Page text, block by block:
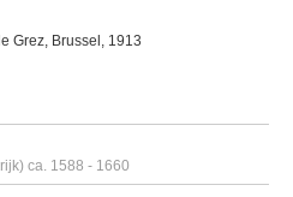
Grez, Brussel, 1913
ca. 1588 - 1660